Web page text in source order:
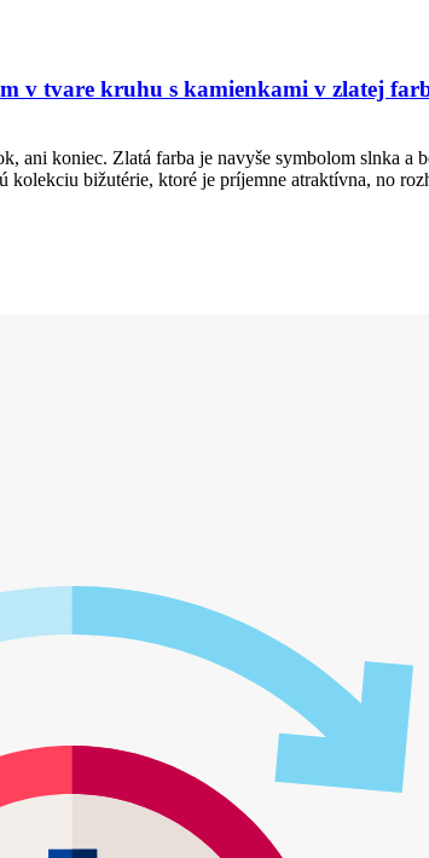
v tvare kruhu s kamienkami v zlatej
ani koniec. Zlatá farba je navyše symbolom slnka
bižutérie, ktoré je príjemne atraktívna, no